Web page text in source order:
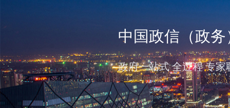
中国政信（政
政府一站式 全过程 专